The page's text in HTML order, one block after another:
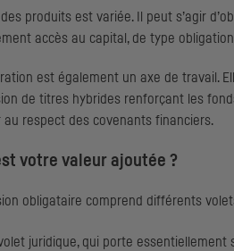
des produits est variée. Il peut s’agir
accès au capital, de type
est également un axe de travail.
de titres hybrides renforçant les
au respect des covenants financiers.
votre valeur ajoutée ?
obligataire comprend différents
juridique, qui porte